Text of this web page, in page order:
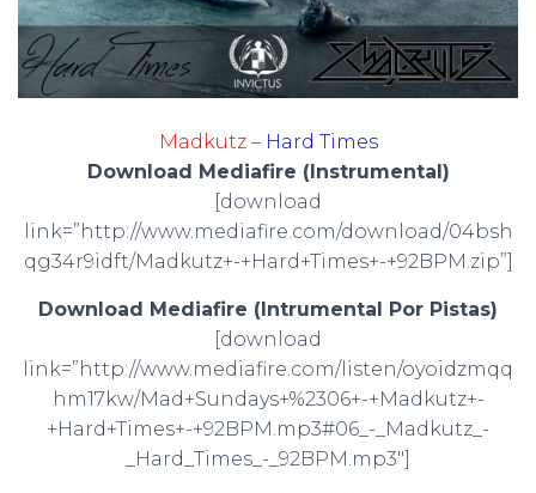
Madkutz– Hard Times
Download Mediafire (Instrumental)
[download
link=”http://www.mediafire.com/download/04bsh
qg34r9idft/Madkutz+-+Hard+Times+-+92BPM.zip”]
Download Mediafire (Intrumental Por Pistas)
[download
link=”http://www.mediafire.com/listen/oyoidzmqq
hm17kw/Mad+Sundays+%2306+-+Madkutz+-
+Hard+Times+-+92BPM.mp3#06_-_Madkutz_-
_Hard_Times_-_92BPM.mp3″]